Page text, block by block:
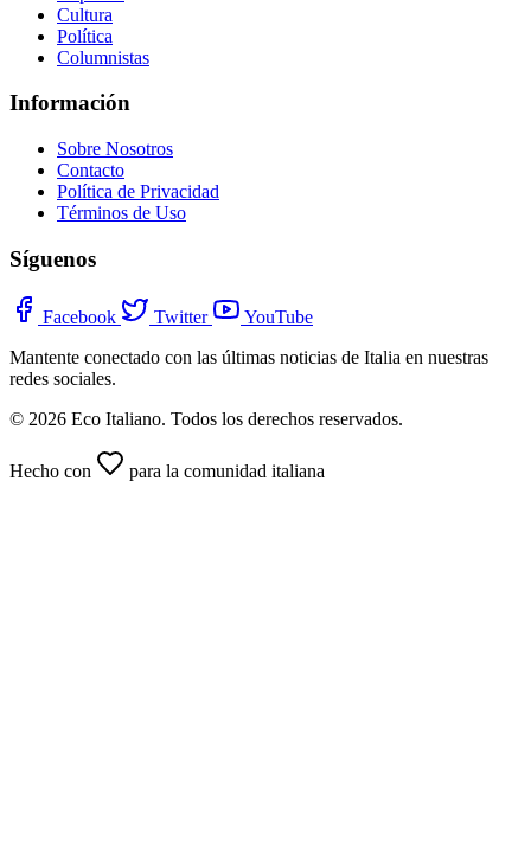
Cultura
Política
Columnistas
Información
Sobre Nosotros
Contacto
Política de Privacidad
Términos de Uso
Síguenos
Facebook Twitter
YouTube
Mantente conectado con las últimas noticias de Italia en nuestras
redes sociales.
© 2026 Eco Italiano. Todos los derechos reservados.
Hecho con para la comunidad italiana